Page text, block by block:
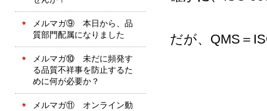
メルマガ⑨ 本日から、品
質部門配属になりました
メルマガ⑩ 未だに頻発す
る品質不祥事を防止するた
めに何が必要か？
メルマガ⑪ オンライン動
だが、QMS＝